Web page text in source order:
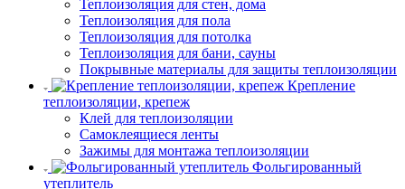
Теплоизоляция для стен, дома
Теплоизоляция для пола
Теплоизоляция для потолка
Теплоизоляция для бани, сауны
Покрывные материалы для защиты теплоизоляции
Крепление
теплоизоляции, крепеж
Клей для теплоизоляции
Самоклеящиеся ленты
Зажимы для монтажа теплоизоляции
Фольгированный
утеплитель